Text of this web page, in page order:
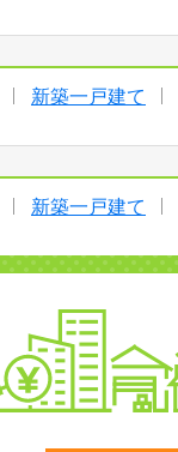
新築一戸建て
新築一戸建て